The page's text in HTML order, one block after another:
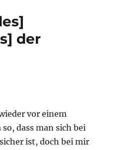
der
vor einem
dass man sich bei
ist, doch bei mir